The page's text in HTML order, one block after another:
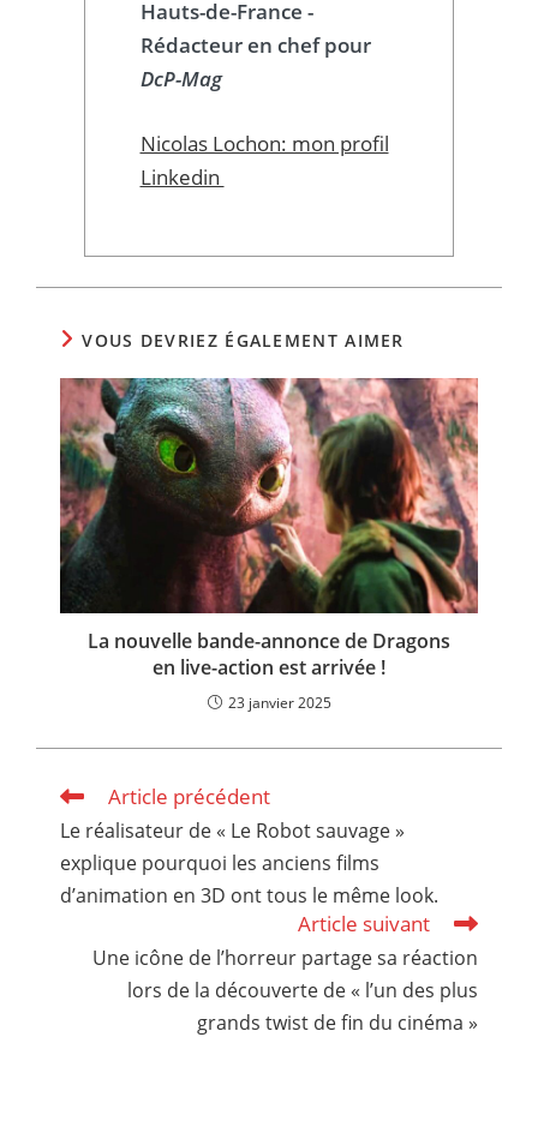
Hauts-de-France -
Rédacteur en chef pour
DcP-Mag
Nicolas Lochon: mon profil
Linkedin
VOUS DEVRIEZ ÉGALEMENT AIMER
La nouvelle bande-annonce de Dragons
en live-action est arrivée !
23 janvier 2025
Read
more
articles
Article précédent
Le réalisateur de « Le Robot sauvage »
explique pourquoi les anciens films
d’animation en 3D ont tous le même look.
Article suivant
Une icône de l’horreur partage sa réaction
lors de la découverte de « l’un des plus
grands twist de fin du cinéma »